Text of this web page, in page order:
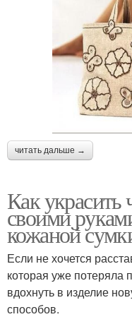
читать дальше →
Как
своими
кожаной
Если не хочется
которая уже потеряла
вдохнуть в изделие
способов.